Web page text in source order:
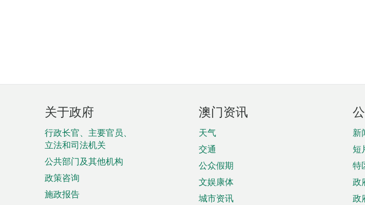
页
脚
菜
单
关于政府
行政长官、主要官员、
立法和司法机关
公共部门及其他机构
政策咨询
施政报告
澳门资讯
天气
交通
公众假期
文娱康体
城市资讯
新
短
特
政
政